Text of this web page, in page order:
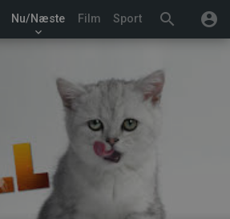
search account_circle
Nu/Næste
keyboard_arrow_down
Film Sport